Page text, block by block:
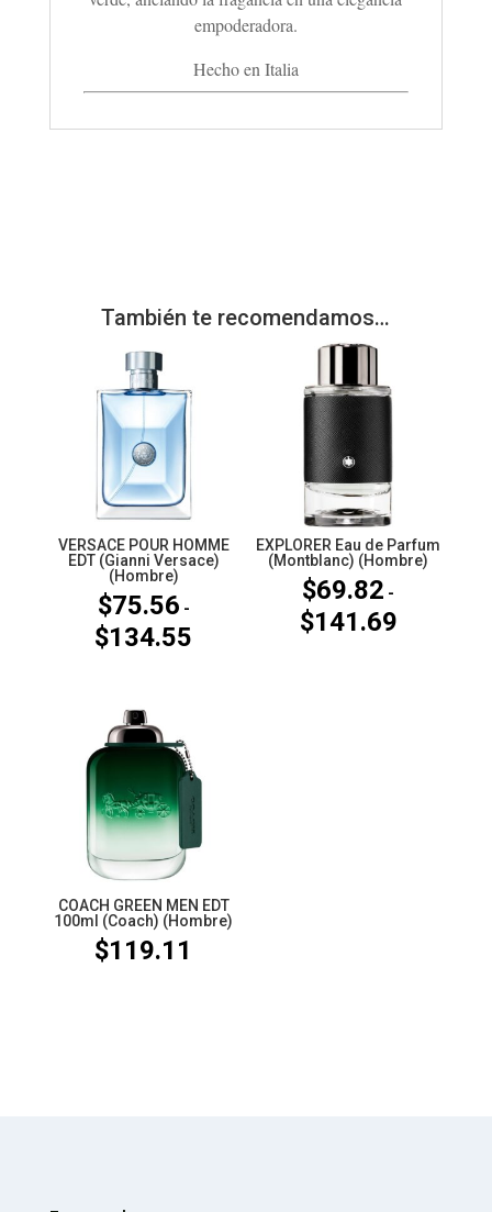
empoderadora.
Hecho en Italia
También te recomendamos…
VERSACE POUR HOMME
EDT (Gianni Versace)
(Hombre)
$75.56 -
$134.55
hasta
$134.55
EXPLORER Eau de Parfum
(Montblanc) (Hombre)
$69.82 -
$141.69Rango
COACH GREEN MEN EDT
100ml (Coach) (Hombre)
$119.11